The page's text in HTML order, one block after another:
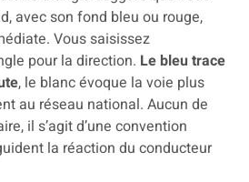
avec son fond bleu ou rouge,
Vous saisissez
pour la direction. Le bleu trace
, le blanc évoque la voie plus
au réseau national. Aucun de
il s’agit d’une convention
la réaction du conducteur